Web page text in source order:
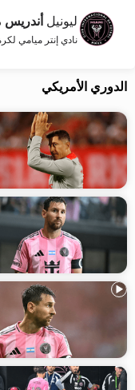
ليونيل أندريس
نادي إنتر ميامي
الدوري الأمريكي